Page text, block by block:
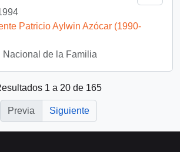
Patricio Aylwin Azócar (1990-
de la Familia
1 a 20 de 165
Previa Siguiente